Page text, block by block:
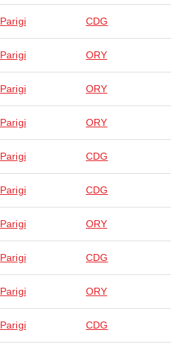
Parigi CDG
Parigi ORY
Parigi ORY
Parigi ORY
Parigi CDG
Parigi CDG
Parigi ORY
Parigi CDG
Parigi ORY
Parigi CDG